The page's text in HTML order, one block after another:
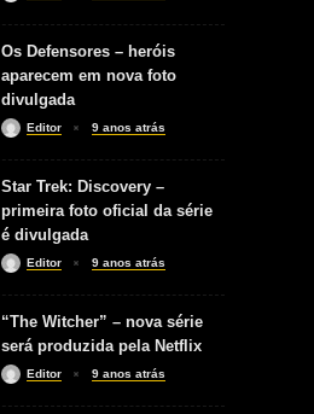
Os Defensores – heróis
aparecem em nova foto
divulgada
Editor 9 anos atrás
Star Trek: Discovery –
primeira foto oficial da série
é divulgada
Editor 9 anos atrás
“The Witcher” – nova série
será produzida pela Netflix
Editor 9 anos atrás